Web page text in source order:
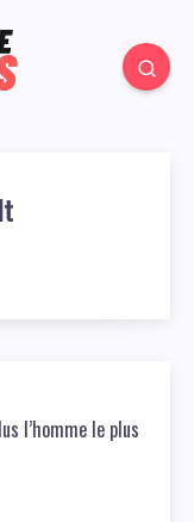
l’homme le plus